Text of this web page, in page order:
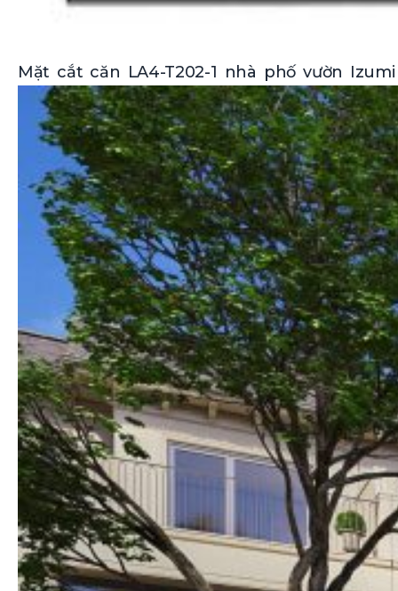
Mặt cắt căn LA4-T202-1 nhà phố vườn Izumi